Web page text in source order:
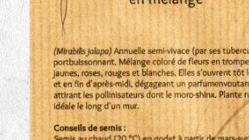
tas de compost
fleurs
animaux domestiques